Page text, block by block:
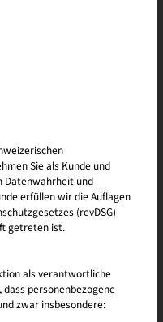
nach Regensdorf und ist die
SBB-Bahnhof Regensdorf
2028 ein buntes Quartier
bieten eine Plattform für
Zürich, wird um ein
davon: Bloomville – Raum
Sie als Kunde und
Datenwahrheit und
erfüllen wir die Auflagen
(revDSG)
getreten ist.
als verantwortliche
personenbezogene
zwar insbesondere: